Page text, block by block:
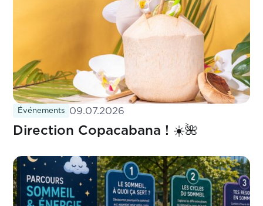
Événements 09.07.2026
Direction Copacabana ! ☀️🌺